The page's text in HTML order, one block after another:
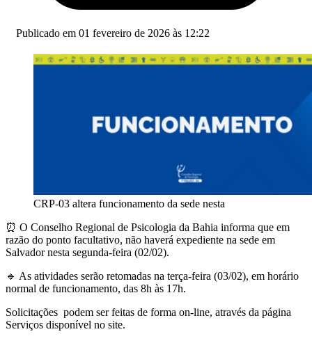
Publicado em 01 fevereiro de 2026 às 12:22
CRP-03 altera funcionamento da sede nesta
⏰ O Conselho Regional de Psicologia da Bahia informa que em
razão do ponto facultativo, não haverá expediente na sede em
Salvador nesta segunda-feira (02/02).
🔹 As atividades serão retomadas na terça-feira (03/02), em horário
normal de funcionamento, das 8h às 17h.
Solicitações podem ser feitas de forma on-line, através da página
Serviços disponível no site.